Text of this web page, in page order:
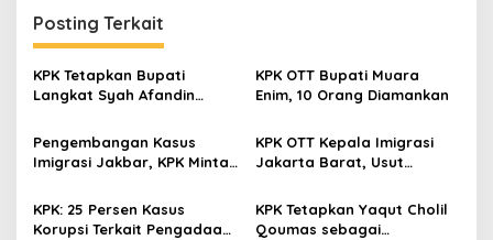
g
a
s
i
p
o
s
Posting Terkait
KPK Tetapkan Bupati
Langkat Syah Afandin
Proyek
KPK OTT Bupati Muara
Enim, 10 Orang Diamankan
Pengembangan Kasus
Imigrasi Jakbar, KPK Minta
Menyerahkan Diri
KPK OTT Kepala Imigrasi
Jakarta Barat, Usut
Pengurusan Dokumen WNA
KPK: 25 Persen Kasus
Korupsi Terkait Pengadaan,
KPK Tetapkan Yaqut Cholil
Qoumas sebagai